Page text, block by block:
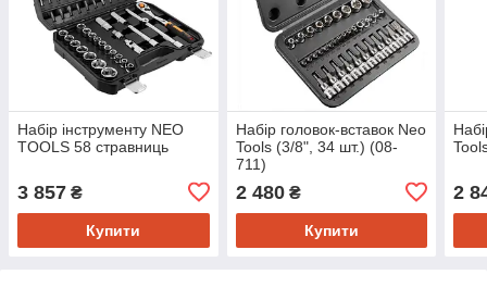
Набір інструменту NEO
TOOLS 58 стравниць
3 857 ₴
Купити
Набір головок-вставок Neo
Tools (3/8", 34 шт.) (08-
711)
2 480₴
Купити
2